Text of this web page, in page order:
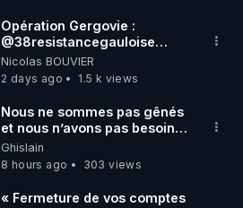
Opération Gergovie :
‪@38resistancegauloise‬
‪@MarionSigautOfficiel‬
‪@gladysriifard5710‬ Laëtitia
Nicolas BOUVIER
2 days ago
1.5 k views
Nous ne sommes pas gênés
et nous n’avons pas besoin
de nous excuser ! #jw
#jehovah #collegecentral
Ghislain
8 hours ago
303 views
« Fermeture de vos comptes